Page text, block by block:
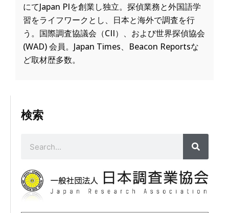
にてJapan PIを創業し独立。探偵業務と外国語学
習をライフワークとし、日本と海外で調査を行
う。国際調査協議会（CII）、および世界探偵協会
(WAD) 会員。Japan Times、Beacon Reportsな
ど取材歴多数。
検索